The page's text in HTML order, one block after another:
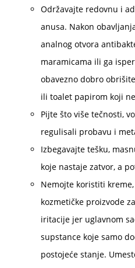
Održavajte redovnu i
anusa. Nakon
analnog otvora
maramicama ili ga
obavezno dobro
ili toalet papirom koji
Pijte što više tečnosti,
regulisali probavu i
Izbegavajte tešku,
koje nastaje zatvor, a
Nemojte koristiti
kozmetičke proizvode
iritacije jer uglavnom
supstance koje samo
postojeće stanje.